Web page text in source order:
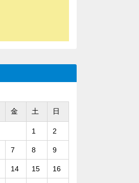
金 土 日
1 2
7 8 9
14 15 16